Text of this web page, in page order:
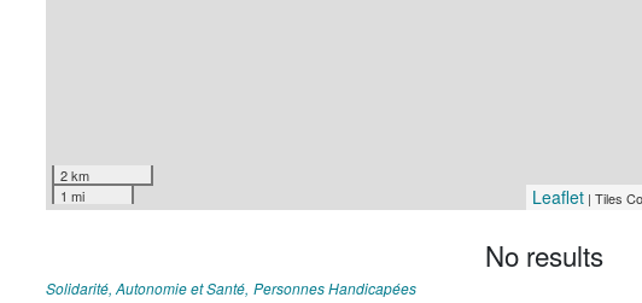
2 km
1 mi
Leaflet | Tiles
No results
Solidarité, Autonomie et Santé Personnes Handicapées